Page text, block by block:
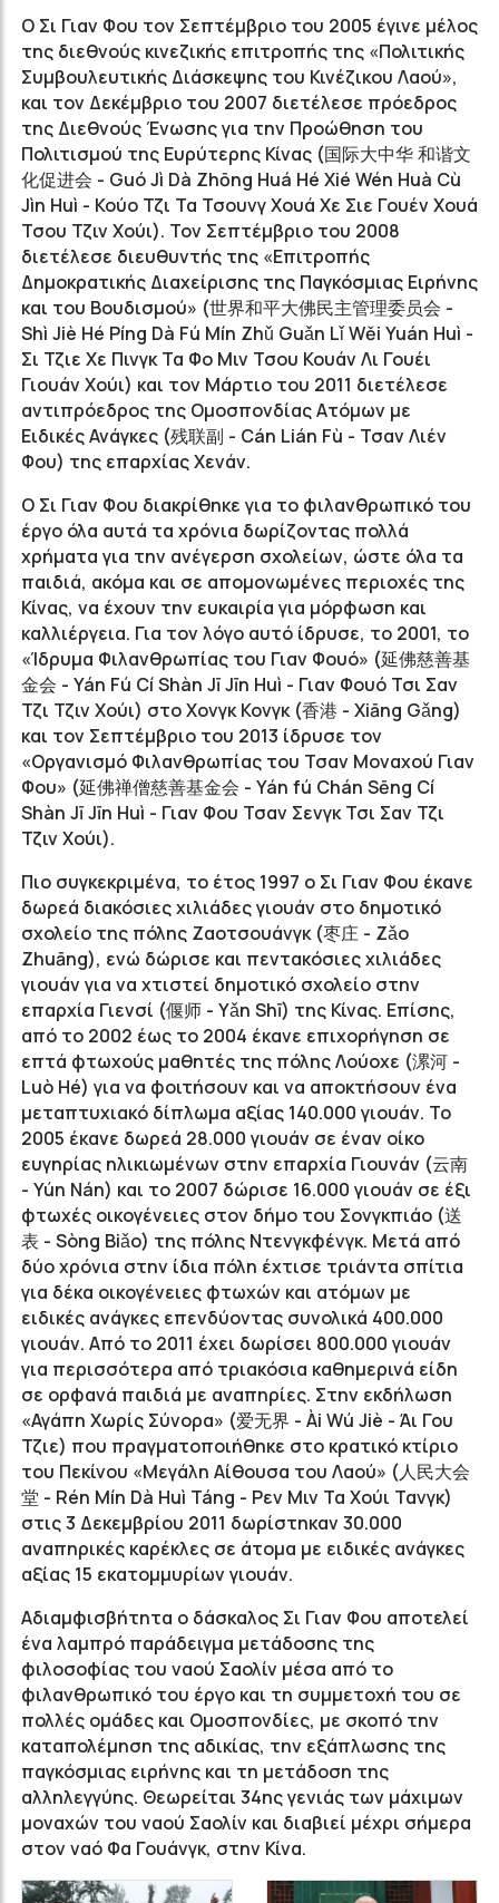
Ο Σι Γιαν Φου τον Σεπτέμβριο του 2005 έγινε μέλος
της διεθνούς κινεζικής επιτροπής της «Πολιτικής
Συμβουλευτικής Διάσκεψης του Κινέζικου Λαού»,
και τον Δεκέμβριο του 2007 διετέλεσε πρόεδρος
της Διεθνούς Ένωσης για την Προώθηση του
Πολιτισμού της Ευρύτερης Κίνας (国际大中华 和谐文
化促进会 - Guó Jì Dà Zhōng Huá Hé Xié Wén Huà Cù
Jìn Huì - Κούο Τζι Τα Τσουνγ Χουά Χε Σιε Γουέν Χουά
Τσου Τζιν Χούι). Τον Σεπτέμβριο του 2008
διετέλεσε διευθυντής της «Επιτροπής
Δημοκρατικής Διαχείρισης της Παγκόσμιας Ειρήνης
και του Βουδισμού» (世界和平大佛民主管理委员会 -
Shì Jiè Hé Píng Dà Fú Mín Zhǔ Guǎn Lǐ Wěi Yuán Huì -
Σι Τζιε Χε Πινγκ Τα Φο Μιν Τσου Κουάν Λι Γουέι
Γιουάν Χούι) και τον Μάρτιο του 2011 διετέλεσε
αντιπρόεδρος της Ομοσπονδίας Ατόμων με
Ειδικές Ανάγκες (残联副 - Cán Lián Fù - Τσαν Λιέν
Φου) της επαρχίας Χενάν.
Ο Σι Γιαν Φου διακρίθηκε για το φιλανθρωπικό του
έργο όλα αυτά τα χρόνια δωρίζοντας πολλά
χρήματα για την ανέγερση σχολείων, ώστε όλα τα
παιδιά, ακόμα και σε απομονωμένες περιοχές της
Κίνας, να έχουν την ευκαιρία για μόρφωση και
καλλιέργεια. Για τον λόγο αυτό ίδρυσε, το 2001, το
«Ίδρυμα Φιλανθρωπίας του Γιαν Φουό» (延佛慈善基
金会 - Yán Fú Cí Shàn Jī Jīn Huì - Γιαν Φουό Τσι Σαν
Τζι Τζιν Χούι) στο Χονγκ Κονγκ (香港 - Xiāng Gǎng)
και τον Σεπτέμβριο του 2013 ίδρυσε τον
«Οργανισμό Φιλανθρωπίας του Τσαν Μοναχού Γιαν
Φου» (延佛禅僧慈善基金会 - Yán fú Chán Sēng Cí
Shàn Jī Jīn Huì - Γιαν Φου Τσαν Σενγκ Τσι Σαν Τζι
Τζιν Χούι).
Πιο συγκεκριμένα, το έτος 1997 ο Σι Γιαν Φου έκανε
δωρεά διακόσιες χιλιάδες γιουάν στο δημοτικό
σχολείο της πόλης Ζαοτσουάνγκ (枣庄 - Zǎo
Zhuāng), ενώ δώρισε και πεντακόσιες χιλιάδες
γιουάν για να χτιστεί δημοτικό σχολείο στην
επαρχία Γιενσί (偃师 - Yǎn Shī) της Κίνας. Επίσης,
από το 2002 έως το 2004 έκανε επιχορήγηση σε
επτά φτωχούς μαθητές της πόλης Λούοχε (漯河 -
Luò Hé) για να φοιτήσουν και να αποκτήσουν ένα
μεταπτυχιακό δίπλωμα αξίας 140.000 γιουάν. Το
2005 έκανε δωρεά 28.000 γιουάν σε έναν οίκο
ευγηρίας ηλικιωμένων στην επαρχία Γιουνάν (云南
- Yún Νán) και το 2007 δώρισε 16.000 γιουάν σε έξι
φτωχές οικογένειες στον δήμο του Σονγκπιάο (送
表 - Sòng Biǎo) της πόλης Ντενγκφένγκ. Μετά από
δύο χρόνια στην ίδια πόλη έχτισε τριάντα σπίτια
για δέκα οικογένειες φτωχών και ατόμων με
ειδικές ανάγκες επενδύοντας συνολικά 400.000
γιουάν. Από το 2011 έχει δωρίσει 800.000 γιουάν
για περισσότερα από τριακόσια καθημερινά είδη
σε ορφανά παιδιά με αναπηρίες. Στην εκδήλωση
«Αγάπη Χωρίς Σύνορα» (爱无界 - Ài Wú Jiè - Άι Γου
Τζιε) που πραγματοποιήθηκε στο κρατικό κτίριο
του Πεκίνου «Μεγάλη Αίθουσα του Λαού» (人民大会
堂 - Rén Mín Dà Huì Táng - Ρεν Μιν Τα Χούι Τανγκ)
στις 3 Δεκεμβρίου 2011 δωρίστηκαν 30.000
αναπηρικές καρέκλες σε άτομα με ειδικές ανάγκες
αξίας 15 εκατομμυρίων γιουάν.
Αδιαμφισβήτητα ο δάσκαλος Σι Γιαν Φου αποτελεί
ένα λαμπρό παράδειγμα μετάδοσης της
φιλοσοφίας του ναού Σαολίν μέσα από το
φιλανθρωπικό του έργο και τη συμμετοχή του σε
πολλές ομάδες και Ομοσπονδίες, με σκοπό την
καταπολέμηση της αδικίας, την εξάπλωσης της
παγκόσμιας ειρήνης και τη μετάδοση της
αλληλεγγύης. Θεωρείται 34ης γενιάς των μάχιμων
μοναχών του ναού Σαολίν και διαβιεί μέχρι σήμερα
στον ναό Φα Γουάνγκ, στην Κίνα.